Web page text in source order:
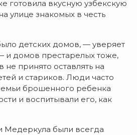
готовила вкусную узбекскую
улице знакомых в честь
детских домов, — уверяет
и домов престарелых тоже,
не принято оставлять на
и стариков. Люди часто
брошенного ребенка
и воспитывали его, как
Медеркула были всегда